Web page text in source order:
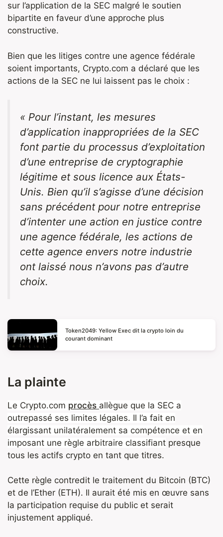
sur l’application de la SEC malgré le soutien
bipartite en faveur d’une approche plus
constructive.
Bien que les litiges contre une agence fédérale
soient importants, Crypto.com a déclaré que les
actions de la SEC ne lui laissent pas le choix :
« Pour l’instant, les mesures
d’application inappropriées de la SEC
font partie du processus d’exploitation
d’une entreprise de cryptographie
légitime et sous licence aux États-
Unis. Bien qu’il s’agisse d’une décision
sans précédent pour notre entreprise
d’intenter une action en justice contre
une agence fédérale, les actions de
cette agence envers notre industrie
ont laissé nous n’avons pas d’autre
choix.
Token2049: Yellow Exec dit la crypto loin du
courant dominant
La plainte
Le Crypto.com procès allègue que la SEC a
outrepassé ses limites légales. Il l’a fait en
élargissant unilatéralement sa compétence et en
imposant une règle arbitraire classifiant presque
tous les actifs crypto en tant que titres.
Cette règle contredit le traitement du Bitcoin (BTC)
et de l’Ether (ETH). Il aurait été mis en œuvre sans
la participation requise du public et serait
injustement appliqué.